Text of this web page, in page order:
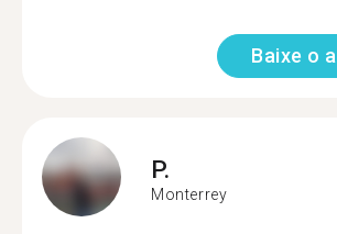
Baixe o
P.
Monterrey